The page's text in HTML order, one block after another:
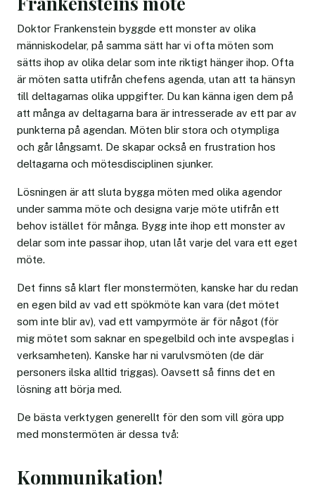
Doktor Frankenstein byggde ett monster av olika
människodelar, på samma sätt har vi ofta möten som
sätts ihop av olika delar som inte riktigt hänger ihop. Ofta
är möten satta utifrån chefens agenda, utan att ta hänsyn
till deltagarnas olika uppgifter. Du kan känna igen dem på
att många av deltagarna bara är intresserade av ett par av
punkterna på agendan. Möten blir stora och otympliga
och går långsamt. De skapar också en frustration hos
deltagarna och mötesdisciplinen sjunker.
Lösningen är att sluta bygga möten med olika agendor
under samma möte och designa varje möte utifrån ett
behov istället för många. Bygg inte ihop ett monster av
delar som inte passar ihop, utan låt varje del vara ett eget
möte.
Det finns så klart fler monstermöten, kanske har du redan
en egen bild av vad ett spökmöte kan vara (det mötet
som inte blir av), vad ett vampyrmöte är för något (för
mig mötet som saknar en spegelbild och inte avspeglas i
verksamheten). Kanske har ni varulvsmöten (de där
personers ilska alltid triggas). Oavsett så finns det en
lösning att börja med.
De bästa verktygen generellt för den som vill göra upp
med monstermöten är dessa två:
Kommunikation!